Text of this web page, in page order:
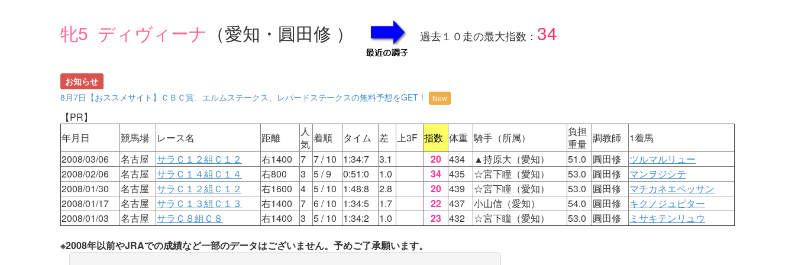
牝5 ディヴィーナ （愛知・圓田修 ） 過去１０走の最大指数： 34
お知らせ
8月7日【おススメサイト】ＣＢＣ賞、エルムステークス、レパードステークスの無料予想をGET！
New
【PR】
年月日
競馬場 レース名 距離
人
気 着順 タイム 差 上3F 指数 体重 騎手（所属）
負担
重量 調教師
1着馬
2008/03/06
名古屋 サラＣ１２組Ｃ１２ 右1400 7 7/ 10 1:34:7 3.1 20 434 ▲持原大（愛知） 51.0 圓田修
ツルマルリュー
2008/02/06
名古屋 サラＣ１４組Ｃ１４ 右800 3 5/ 9 0:51:0 1.0 34 435 ☆宮下瞳（愛知） 53.0 圓田修
マンヲジシテ
2008/01/30
名古屋 サラＣ１２組Ｃ１２ 右1600 4 5/ 10 1:48:8 2.8 20 439 ☆宮下瞳（愛知） 53.0 圓田修
マチカネエベッサン
2008/01/17
名古屋 サラＣ１３組Ｃ１３ 右1400 7 6/ 10 1:34:5 1.7 22 437 小山信（愛知） 54.0 圓田修
キクノジュピター
2008/01/03
名古屋 サラＣ８組Ｃ８ 右1400 3 5/ 10 1:34:2 1.0 23 432 ☆宮下瞳（愛知） 53.0 圓田修
ミサキテンリュウ
※2008年以前やJRAでの成績など一部のデータはございません。予めご了承願います。